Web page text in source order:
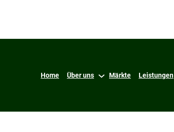
Home Über uns Märkte Leistungen